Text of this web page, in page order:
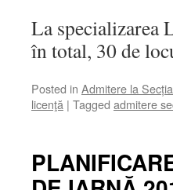
La specializarea
în total, 30 de
Posted in Admitere la
licenţă | Tagged admitere